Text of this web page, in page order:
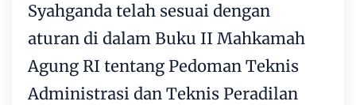
Syahganda telah sesuai dengan
aturan di dalam Buku II Mahkamah
Agung RI tentang Pedoman Teknis
Administrasi dan Teknis Peradilan